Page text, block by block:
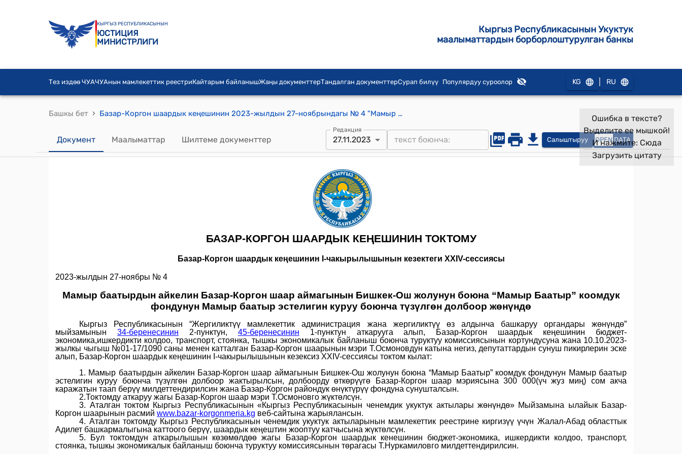
КЫРГЫЗ РЕСПУБЛИКАСЫНЫН
ЮСТИЦИЯ
МИНИСТРЛИГИ
Кыргыз Республикасынын Укуктук
маалыматтардын борборлоштурулган банкы
Тез издөө ЧУАЧУАнын мамлекеттик реестриКайтарым байланышЖаңы документтерТандалган документтерСурап билүү Популярдуу суроолор KG RU
Башкы бет › Базар-Коргон шаардык кеңешинин 2023-жылдын 27-ноябрындагы № 4 "Мамыр баатырдын айкелин Базар-Коргон шаар аймагынын Бишкек-Ош жолунун боюна “Мамыр Баатыр” коомдук фондунун Мамыр баатыр эстелигин куруу боюнча түзүлгөн долбоор жөнүндө" токтому
Документ Маалыматтар Шилтеме документтер
Редакция
27.11.2023 Салыштыруу OPEN DATA
Ошибка в тексте?
Выделите ее мышкой!
И нажмите: Сюда
Загрузить цитату